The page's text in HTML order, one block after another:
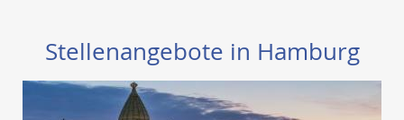
Stellenangebote in Hamburg